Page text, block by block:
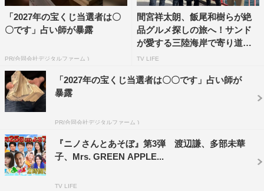
YouTube：
https://www.youtube.com/channel/UChrwWDsptJWqbV_o
「2027年の宝くじ当選者は〇
〇です」占い師が暴露
PR(合同会社デジタルファーム )
間宮祥太朗、飯尾和樹らが絶
品グルメ探しの旅へ！サンド
が愛する三陸海岸で寄り道三
昧...
TV LIFE
「2027年の宝くじ当選者は〇〇です」占い師が
暴露
PR(合同会社デジタルファーム )
『ニノさんとあそぼ』第3弾 渡辺謙、多部未華
子、Mrs. GREEN APPLE...
TV LIFE